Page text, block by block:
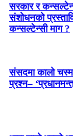
सरकार र
संशोधनको
कन्सल्टेन्सी माग ?
संसदमा कालो
प्रश्न–